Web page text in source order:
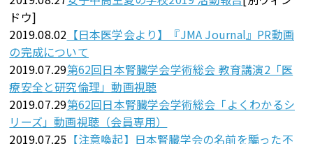
ドウ]
2019.08.02 【日本医学会より】『JMA Journal』PR動画
の完成について
2019.07.29第62回日本腎臓学会学術総会 教育講演2「医
療安全と研究倫理」動画視聴
2019.07.29第62回日本腎臓学会学術総会「よくわかるシ
リーズ」動画視聴（会員専用）
2019.07.25 【注意喚起】日本腎臓学会の名前を騙った不